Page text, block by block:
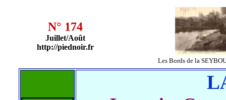
N° 174
Juillet/Août
http://piednoir.fr
Les Bords de la